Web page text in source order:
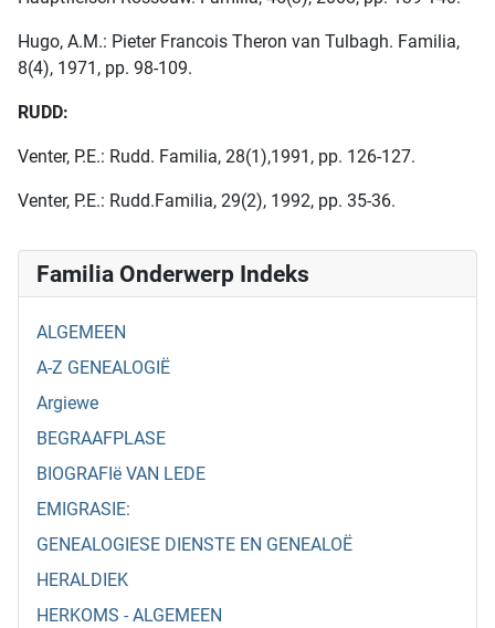
Familia Onderwerp Indeks
ALGEMEEN
A-Z GENEALOGIË
Argiewe
BEGRAAFPLASE
BIOGRAFIë VAN LEDE
EMIGRASIE:
GENEALOGIESE DIENSTE EN GENEALOË
HERALDIEK
HERKOMS - ALGEMEEN
Hugo, A.M.: Pieter Francois Theron van Tulbagh. Familia,
8(4), 1971, pp. 98-109.
RUDD:
Venter, P.E.: Rudd. Familia, 28(1),1991, pp. 126-127.
Venter, P.E.: Rudd.Familia, 29(2), 1992, pp. 35-36.